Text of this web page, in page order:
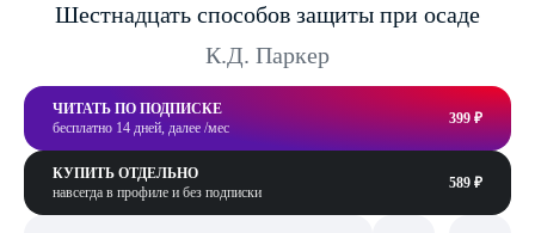
Шестнадцать способов защиты при осаде
К.Д. Паркер
ЧИТАТЬ ПО ПОДПИСКЕ
бесплатно 14 дней, далее /мес
399 ₽
КУПИТЬ ОТДЕЛЬНО
навсегда в профиле и без подписки
589 ₽